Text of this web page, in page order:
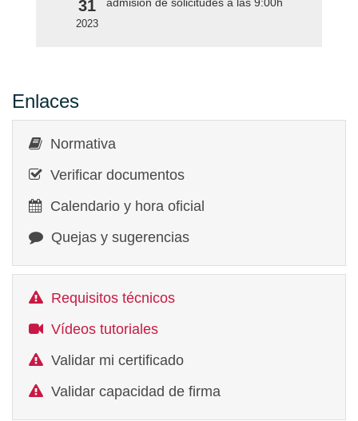
31
2023
Enlaces
Normativa
Verificar documentos
Calendario y hora oficial
Quejas y sugerencias
Requisitos técnicos
Vídeos tutoriales
Validar mi certificado
Validar capacidad de firma